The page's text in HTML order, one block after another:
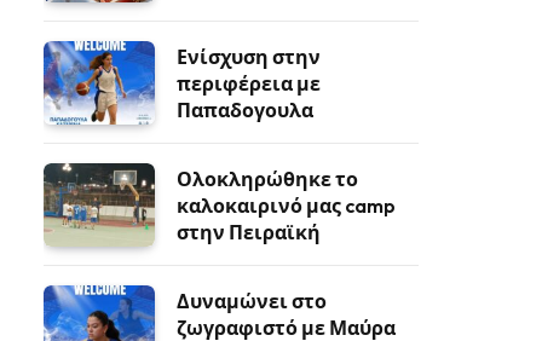
Ενίσχυση στην
περιφέρεια με
Παπαδογουλα
Ολοκληρώθηκε το
καλοκαιρινό μας camp
στην Πειραϊκή
Δυναμώνει στο
ζωγραφιστό με Μαύρα